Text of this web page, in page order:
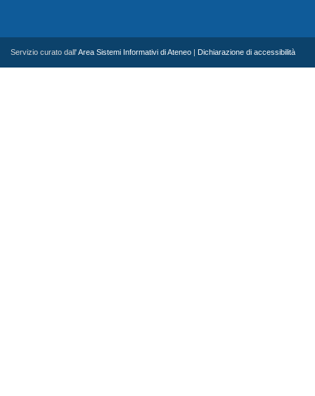
Servizio curato dall'Area Sistemi Informativi di Ateneo Dichiarazione di accessibilità